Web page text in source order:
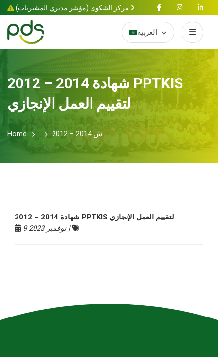
العربية
2012 – 2014 شهادة PPTKIS
لتقييم العمل الإنجازي
Home 2012 – 2014 ش...
2012 – 2014 شهادة PPTKIS لتقييم العمل الإنجازي
9 نوفمبر 2023 |